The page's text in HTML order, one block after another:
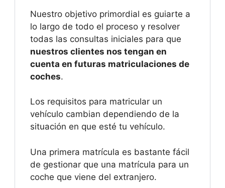
Nuestro objetivo primordial es guiarte a
lo largo de todo el proceso y resolver
todas las consultas iniciales para que
nuestros clientes nos tengan en
cuenta en futuras matriculaciones de
coches.
Los requisitos para matricular un
vehículo cambian dependiendo de la
situación en que esté tu vehículo.
Una primera matrícula es bastante fácil
de gestionar que una matrícula para un
coche que viene del extranjero.